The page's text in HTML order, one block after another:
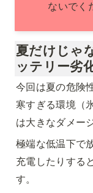
ないでく
夏だけじゃ
ッテリー劣
今回は夏の危険
寒すぎる環境（
は大きなダメー
極端な低温下で
充電したりする
す。